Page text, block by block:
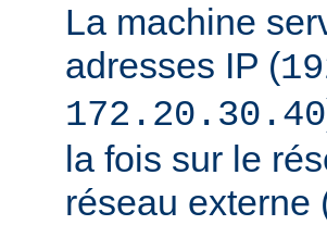
La machine
adresses IP (
172.20.30.40
la fois sur le
réseau externe